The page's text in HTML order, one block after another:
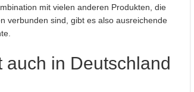
mit vielen anderen Produkten, die
verbunden sind, gibt es also ausreichende
auch in Deutschland